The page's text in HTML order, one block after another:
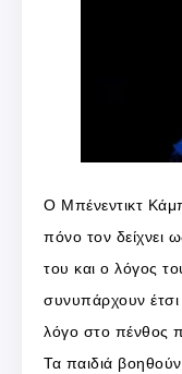
Ο Μπένεντικτ
πόνο τον δείχνει
του και ο λόγος
συνυπάρχουν
λόγο στο πένθος
Τα παιδιά